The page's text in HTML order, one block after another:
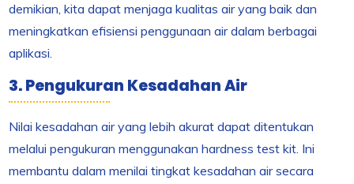
demikian, kita dapat menjaga kualitas air yang baik dan
meningkatkan efisiensi penggunaan air dalam berbagai
aplikasi.
3. Pengukuran Kesadahan Air
Nilai kesadahan air yang lebih akurat dapat ditentukan
melalui pengukuran menggunakan hardness test kit. Ini
membantu dalam menilai tingkat kesadahan air secara